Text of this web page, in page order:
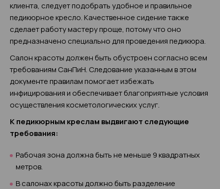
клиента, следует подобрать удобное и правильное
педикюрное кресло. Качественное сидение также
сделает работу мастеру проще, потому что оно
предназначено специально для проведения педикюра.
Салон красоты должен быть обустроен согласно всем
требованиям СанПиН. Следование указанным в этом
документе правилам помогает избежать
инфицирования и обеспечивает благоприятные условия
осуществления косметологических услуг.
К педикюрным креслам выдвигают следующие
требования:
Рабочая зона должна быть не меньше 9 квадратных
метров.
В салонах красоты должно быть разделение